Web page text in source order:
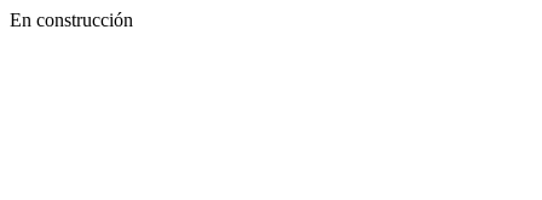
En construcción